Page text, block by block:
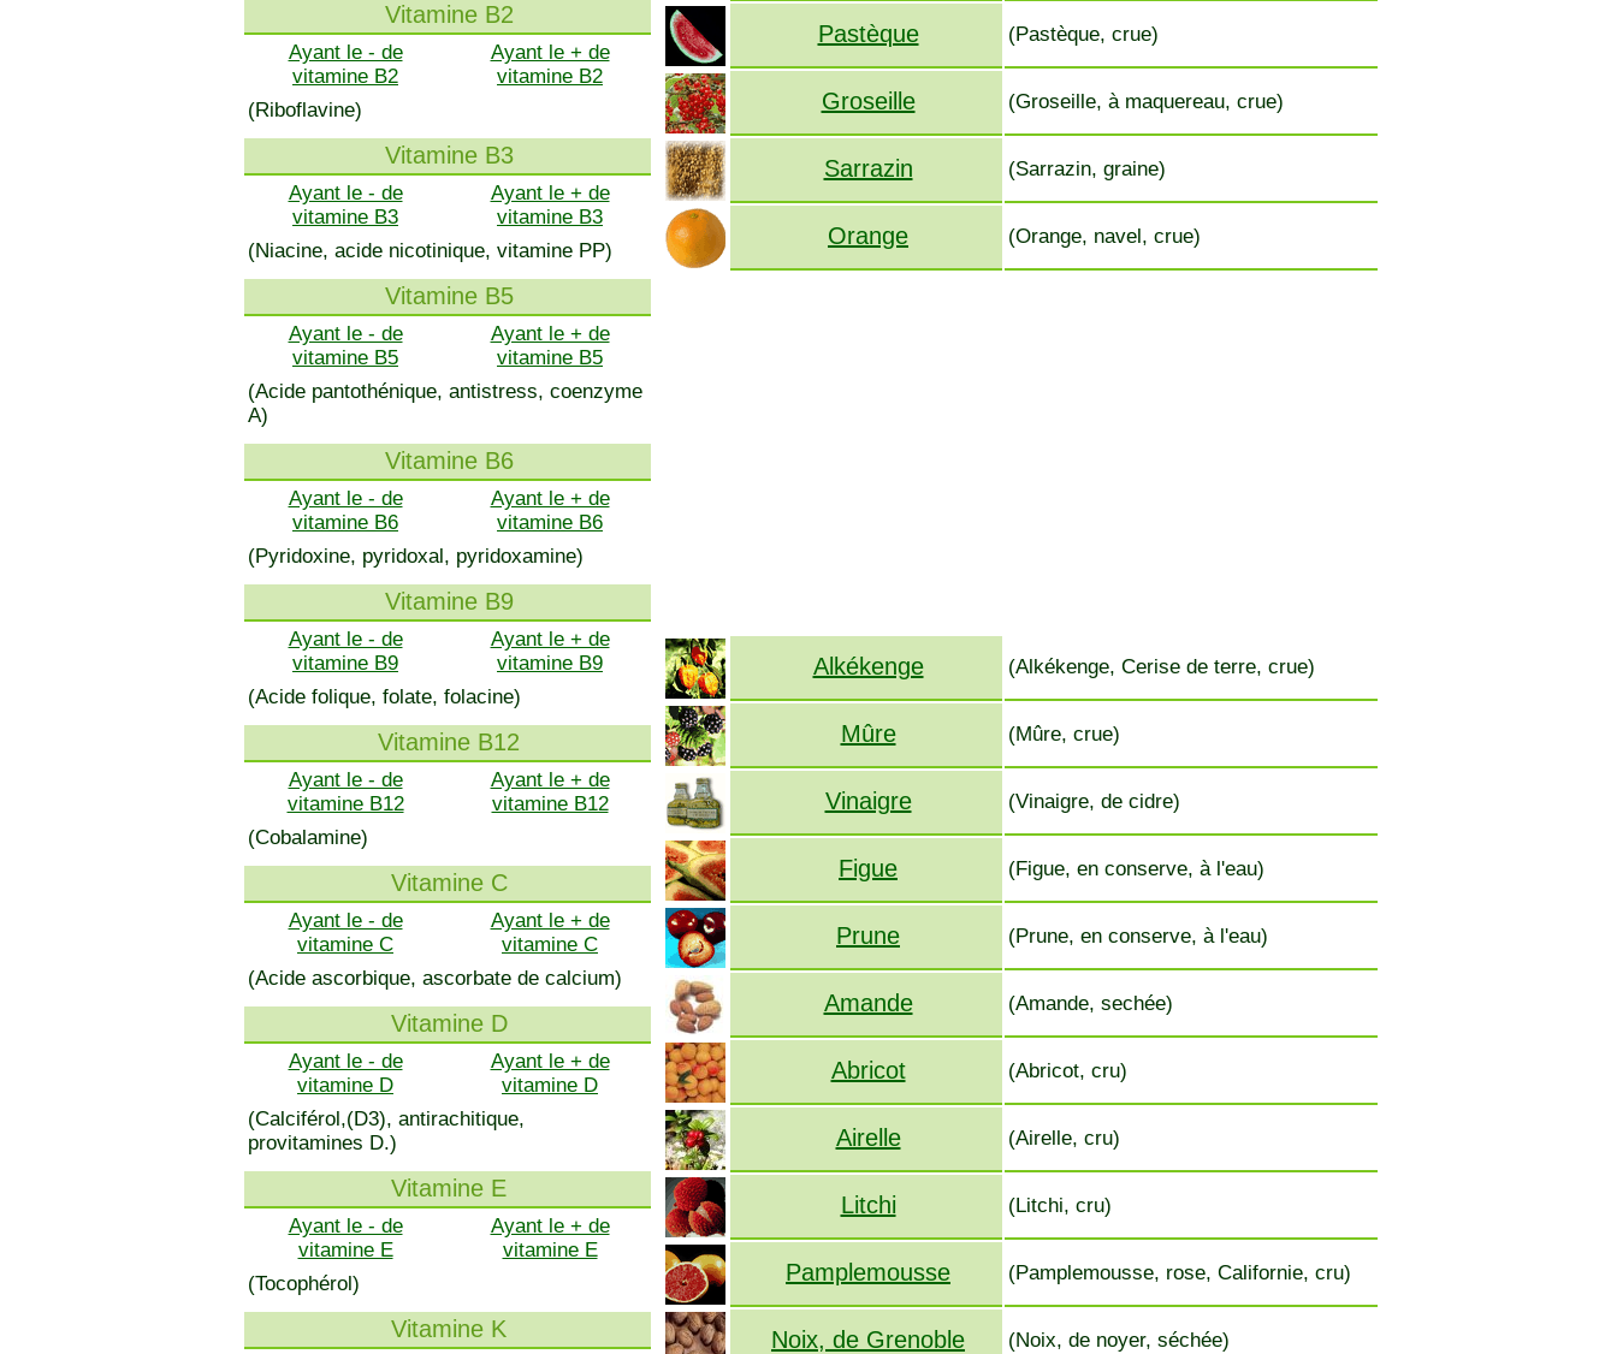
Vitamine B2
Ayant le - de
vitamine B2
Ayant le + de
vitamine B2
(Riboflavine)
Vitamine B3
Ayant le - de
vitamine B3
Ayant le + de
vitamine B3
(Niacine, acide nicotinique, vitamine PP)
Vitamine B5
Ayant le - de
vitamine B5
Ayant le + de
vitamine B5
(Acide pantothénique, antistress, coenzyme
A)
Vitamine B6
Ayant le - de
vitamine B6
Ayant le + de
vitamine B6
(Pyridoxine, pyridoxal, pyridoxamine)
Vitamine B9
Ayant le - de
vitamine B9
Ayant le + de
vitamine B9
(Acide folique, folate, folacine)
Vitamine B12
Ayant le - de
vitamine B12
Ayant le + de
vitamine B12
(Cobalamine)
Vitamine C
Ayant le - de
vitamine C
Ayant le + de
vitamine C
(Acide ascorbique, ascorbate de calcium)
Vitamine D
Ayant le - de
vitamine D
Ayant le + de
vitamine D
(Calciférol,(D3), antirachitique,
provitamines D.)
Vitamine E
Ayant le - de
vitamine E
Ayant le + de
vitamine E
(Tocophérol)
Vitamine K
Pastèque (Pastèque, crue)
Groseille (Groseille, à maquereau, crue)
Sarrazin (Sarrazin, graine)
Orange (Orange, navel, crue)
Alkékenge (Alkékenge, Cerise de terre, crue)
Mûre (Mûre, crue)
Vinaigre (Vinaigre, de cidre)
Figue (Figue, en conserve, à l'eau)
Prune (Prune, en conserve, à l'eau)
Amande (Amande, sechée)
Abricot (Abricot, cru)
Airelle (Airelle, cru)
Litchi (Litchi, cru)
Pamplemousse (Pamplemousse, rose, Californie, cru)
Noix, de Grenoble (Noix, de noyer, séchée)